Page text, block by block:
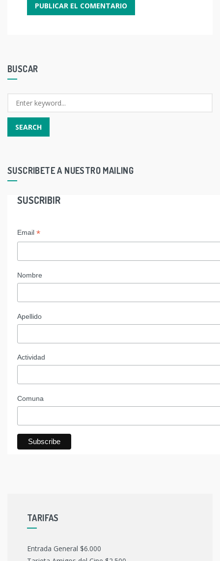
BUSCAR
SUSCRIBETE A NUESTRO MAILING
SUSCRIBIR
Email *
Nombre
Apellido
Actividad
Comuna
TARIFAS
Entrada General $6.000